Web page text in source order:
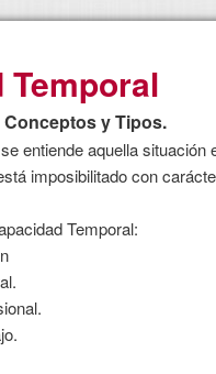
y Tipos.
entiende aquella
imposibilitado con
Temporal: